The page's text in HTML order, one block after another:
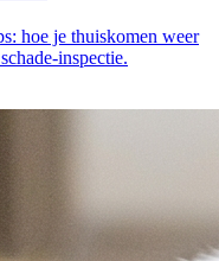
hoe je thuiskomen weer
inspectie.